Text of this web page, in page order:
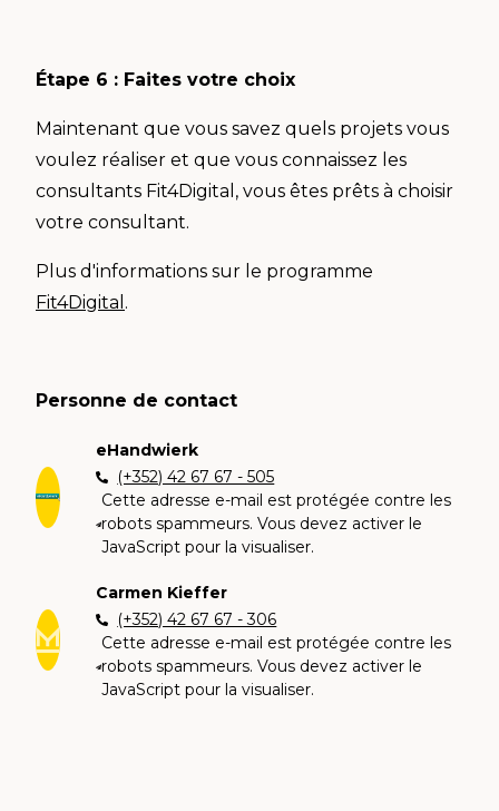
Étape 6 : Faites votre choix
Maintenant que vous savez quels projets vous
voulez réaliser et que vous connaissez les
consultants Fit4Digital, vous êtes prêts à choisir
votre consultant.
Plus d'informations sur le programme
Fit4Digital .
Personne de contact
eHandwierk
(+352) 42 67 67 - 505
Cette adresse e-mail est protégée contre les
robots spammeurs. Vous devez activer le
JavaScript pour la visualiser.
Carmen Kieffer
(+352) 42 67 67 - 306
Cette adresse e-mail est protégée contre les
robots spammeurs. Vous devez activer le
JavaScript pour la visualiser.